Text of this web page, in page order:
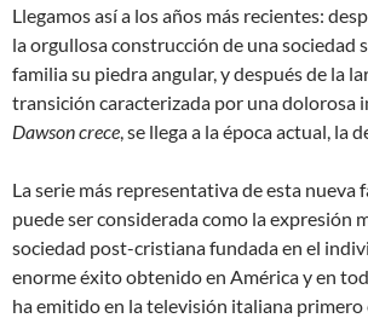
Llegamos así a los años más recientes:
la orgullosa construcción de una sociedad
familia su piedra angular, y después de la
transición caracterizada por una dolorosa
Dawson crece, se llega a la época actual, la
La serie más representativa de esta nueva
puede ser considerada como la expresión
sociedad post-cristiana fundada en el
enorme éxito obtenido en América y en
ha emitido en la televisión italiana primero